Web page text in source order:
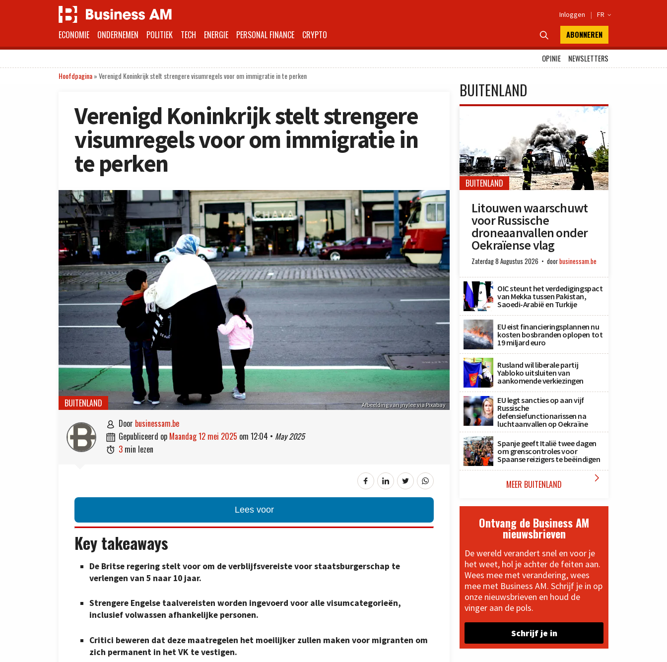
Inloggen | FR 
ECONOMIE ONDERNEMEN POLITIEK TECH ENERGIE PERSONAL FINANCE CRYPTO  ABONNEREN
OPINIE
NEWSLETTERS
Hoofdpagina»Verenigd Koninkrijk stelt strengere visumregels voor om immigratie in te perken
Verenigd Koninkrijk stelt strengere
visumregels voor om immigratie in
te perken
Afbeelding van jnylee via Pixabay
BUITENLAND
 door businessam.be
 gepubliceerd op maandag 12 mei 2025 om 12:04 • May 2025
 3 min lezen
Lees voor
Key takeaways
De Britse regering stelt voor om de verblijfsvereiste voor staatsburgerschap te
verlengen van 5 naar 10 jaar.
Strengere Engelse taalvereisten worden ingevoerd voor alle visumcategorieën,
inclusief volwassen afhankelijke personen.
Critici beweren dat deze maatregelen het moeilijker zullen maken voor migranten om
zich permanent in het VK te vestigen.
BUITENLAND
BUITENLAND
Litouwen waarschuwt
voor Russische
droneaanvallen onder
Oekraïense vlag
Zaterdag 8 Augustus 2026 doorbusinessam.be
OIC steunt het verdedigingspact
van Mekka tussen Pakistan,
Saoedi-Arabië en Turkije
EU eist financieringsplannen nu
kosten bosbranden oplopen tot
19 miljard euro
Rusland wil liberale partij
Yabloko uitsluiten van
aankomende verkiezingen
EU legt sancties op aan vijf
Russische
defensiefunctionarissen na
luchtaanvallen op Oekraïne
Spanje geeft Italië twee dagen
om grenscontroles voor
Spaanse reizigers te beëindigen
MEER BUITENLAND 
Ontvang de Business AM
nieuwsbrieven
De wereld verandert snel en voor je
het weet, hol je achter de feiten aan.
Wees mee met verandering, wees
mee met Business AM. Schrijf je in op
onze nieuwsbrieven en houd de
vinger aan de pols.
Schrijf je in